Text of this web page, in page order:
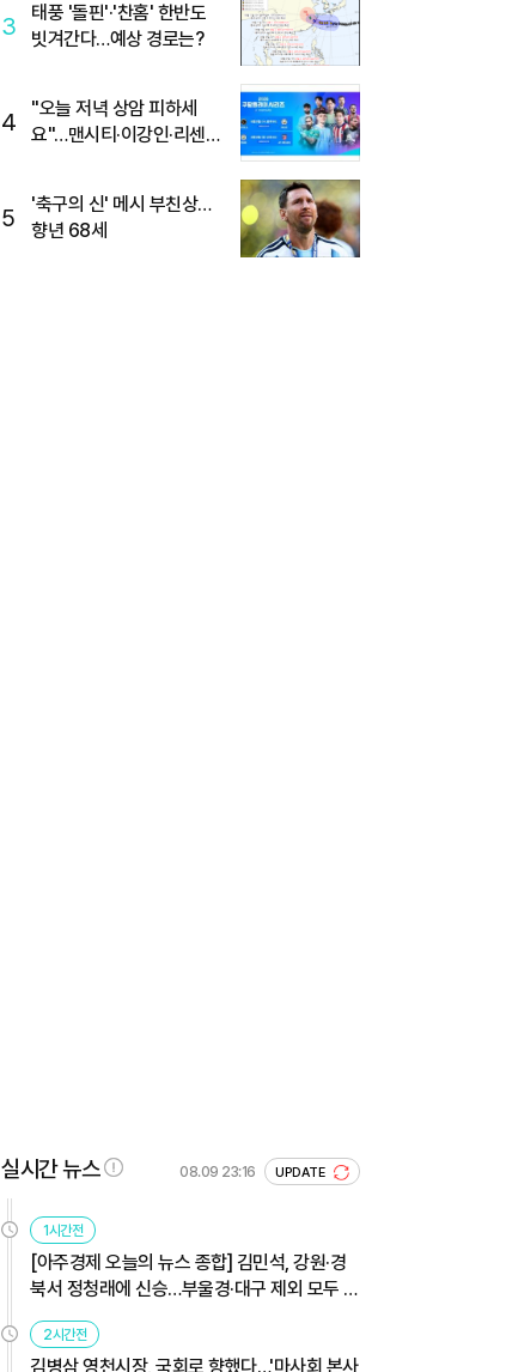
3
태풍 '돌핀'·'찬홈' 한반도
빗겨간다…예상 경로는?
4
"오늘 저녁 상암 피하세
요"…맨시티·이강인·리센느
5
'축구의 신' 메시 부친상…
향년 68세
실시간 뉴스 08.09 23:16 UPDATE
1시간전
[아주경제 오늘의 뉴스 종합] 김민석, 강원·경
북서 정청래에 신승…부울경·대구 제외 모두 웃
었다 外
2시간전
김병삼 영천시장, 국회로 향했다…'마사회 본사